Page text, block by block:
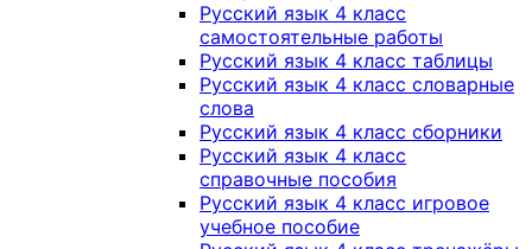
Русский язык 4 класс
самостоятельные работы
Русский язык 4 класс таблицы
Русский язык 4 класс словарные
слова
Русский язык 4 класс сборники
Русский язык 4 класс
справочные пособия
Русский язык 4 класс игровое
учебное пособие